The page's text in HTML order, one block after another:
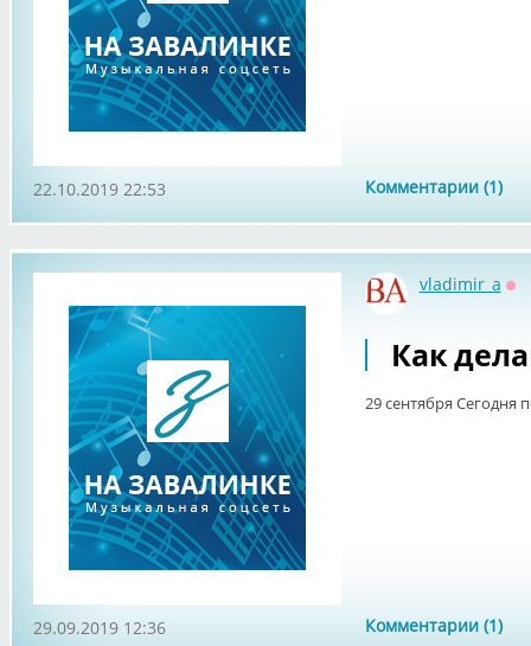
Комментарии (1)
22.10.2019 22:53
vladimir_a
Как
29 сентября Сегодня
Комментарии (1)
29.09.2019 12:36